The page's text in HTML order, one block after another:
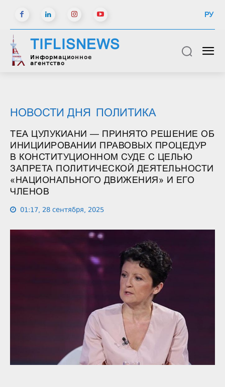
РУ
TIFLISNEWS
Информационное
агентство
НОВОСТИ ДНЯ ПОЛИТИКА
ТЕА ЦУЛУКИАНИ — ПРИНЯТО РЕШЕНИЕ ОБ
ИНИЦИИРОВАНИИ ПРАВОВЫХ ПРОЦЕДУР
В КОНСТИТУЦИОННОМ СУДЕ С ЦЕЛЬЮ
ЗАПРЕТА ПОЛИТИЧЕСКОЙ ДЕЯТЕЛЬНОСТИ
«НАЦИОНАЛЬНОГО ДВИЖЕНИЯ» И ЕГО
ЧЛЕНОВ
01:17, 28 сентября, 2025